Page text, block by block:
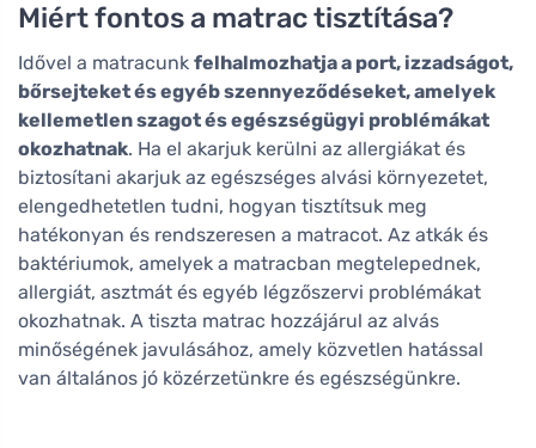
Miért fontos a matrac tisztítása?
Idővel a matracunk felhalmozhatja a port, izzadságot,
bőrsejteket és egyéb szennyeződéseket, amelyek
kellemetlen szagot és egészségügyi problémákat
okozhatnak. Ha el akarjuk kerülni az allergiákat és
biztosítani akarjuk az egészséges alvási környezetet,
elengedhetetlen tudni, hogyan tisztítsuk meg
hatékonyan és rendszeresen a matracot. Az atkák és
baktériumok, amelyek a matracban megtelepednek,
allergiát, asztmát és egyéb légzőszervi problémákat
okozhatnak. A tiszta matrac hozzájárul az alvás
minőségének javulásához, amely közvetlen hatással
van általános jó közérzetünkre és egészségünkre.